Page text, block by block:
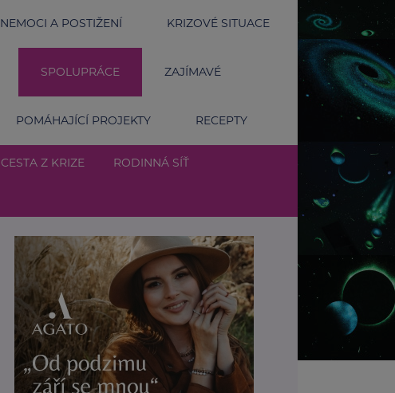
NEMOCI A POSTIŽENÍ KRIZOVÉ SITUACE
SPOLUPRÁCE ZAJÍMAVÉ
POMÁHAJÍCÍ PROJEKTY RECEPTY
CESTA Z KRIZE RODINNÁ SÍŤ